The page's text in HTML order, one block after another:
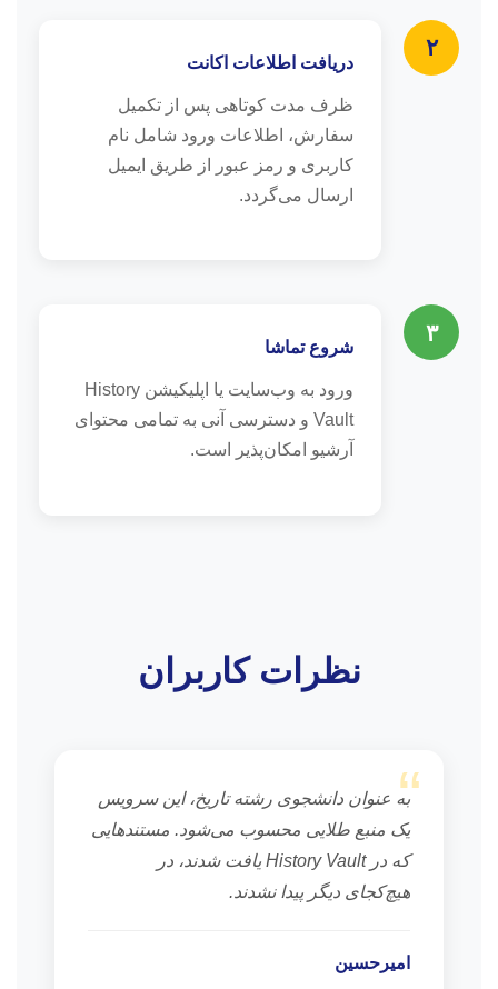
۲
دریافت اطلاعات اکانت
ظرف مدت کوتاهی پس از تکمیل
سفارش، اطلاعات ورود شامل نام
کاربری و رمز عبور از طریق ایمیل
ارسال می‌گردد.
۳
شروع تماشا
ورود به وب‌سایت یا اپلیکیشن History
Vault و دسترسی آنی به تمامی محتوای
آرشیو امکان‌پذیر است.
نظرات کاربران
“به عنوان دانشجوی رشته تاریخ، این سرویس
یک منبع طلایی محسوب می‌شود. مستندهایی
که در History Vault یافت شدند، در
هیچ‌کجای دیگر پیدا نشدند.
امیرحسین